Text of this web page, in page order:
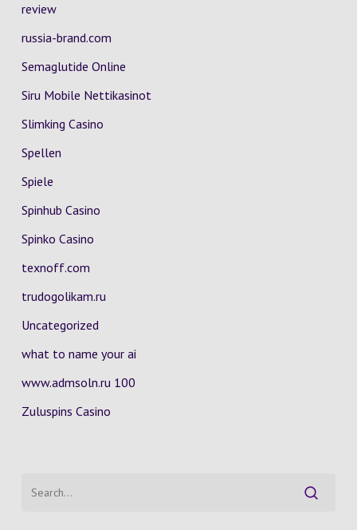
review
russia-brand.com
Semaglutide Online
Siru Mobile Nettikasinot
Slimking Casino
Spellen
Spiele
Spinhub Casino
Spinko Casino
texnoff.com
trudogolikam.ru
Uncategorized
what to name your ai
www.admsoln.ru 100
Zuluspins Casino